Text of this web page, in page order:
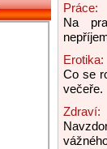
Práce:
Na
Erotika:
Co se
večeře.
Zdraví: